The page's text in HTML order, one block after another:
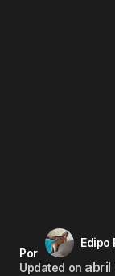
Por
Edipo
Updated on abril